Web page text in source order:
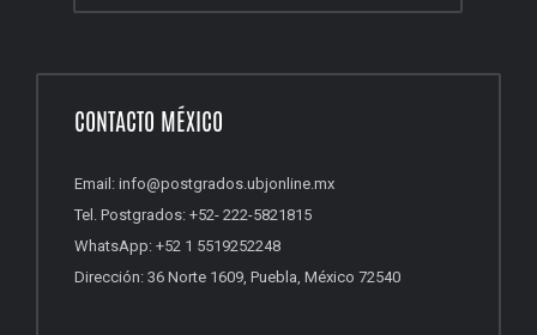
CONTACTO MÉXICO
Email: info@postgrados.ubjonline.mx
Tel. Postgrados: +52- 222-5821815
WhatsApp: +52 1 5519252248
Dirección: 36 Norte 1609, Puebla, México 72540